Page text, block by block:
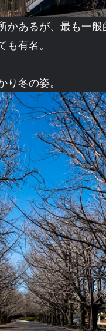
かあるが、最も一
有名。
冬の姿。